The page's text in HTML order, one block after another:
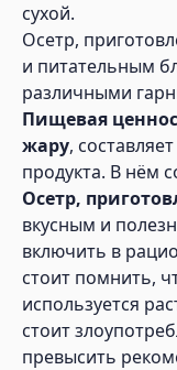
сухой.
Осетр,
и питательным
различными
Пищевая
жару,
продукта. В нём
Осетр,
вкусным и
включить в
стоит помнить,
используется
стоит
превысить